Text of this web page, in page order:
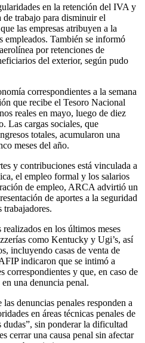
en la retención del IVA y
trabajo para disminuir el
las empresas atribuyen a la
empleados. También se informó
por retenciones de
del exterior, según pudo
correspondientes a la semana
que recibe el Tesoro Nacional
reales en mayo, luego de diez
Las cargas sociales, que
totales, acumularon una
meses del año.
y contribuciones está vinculada a
el empleo formal y los salarios
de empleo, ARCA advirtió un
de aportes a la seguridad
trabajadores.
en los últimos meses
como Kentucky y Ugi’s, así
incluyendo casas de venta de
indicaron que se intimó a
correspondientes y que, en caso de
una denuncia penal.
denuncias penales responden a
en áreas técnicas penales de
sin ponderar la dificultad
cerrar una causa penal sin afectar